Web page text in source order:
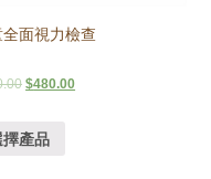
面視力檢查
$480.00
擇產品